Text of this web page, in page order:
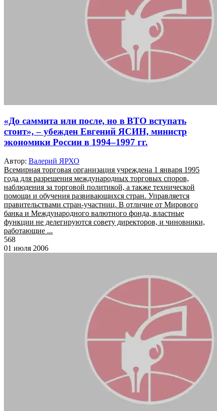
«До саммита или после, но в ВТО вступать
стоит», – убежден Евгений ЯСИН, министр
экономики России в 1994–1997 гг.
Автор: Валерий ЯРХО
Всемирная торговая организация учреждена 1 января 1995
года для разрешения международных торговых споров,
наблюдения за торговой политикой, а также технической
помощи и обучения развивающихся стран. Управляется
правительствами стран-участниц. В отличие от Мирового
банка и Международного валютного фонда, властные
функции не делегируются совету директоров, и чиновники,
работающие ...
568
01 июля 2006